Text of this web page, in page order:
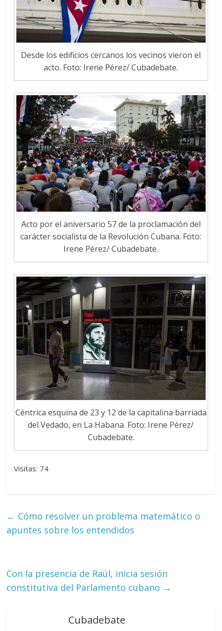
Desde los edificios cercanos los vecinos vieron el
acto. Foto: Irene Pérez/ Cubadebate.
Acto por el aniversario 57 de la proclamación del
carácter socialista de la Revolución Cubana. Foto:
Irene Pérez/ Cubadebate.
Céntrica esquina de 23 y 12 de la capitalina barriada
del Vedado, en La Habana. Foto: Irene Pérez/
Cubadebate.
Visitas: 74
← Cómo resolver un problema matemático o
apuntes sobre los entendidos
Con la presencia de Raúl, inicia sesión
constitutiva del Parlamento cubano →
Cubadebate